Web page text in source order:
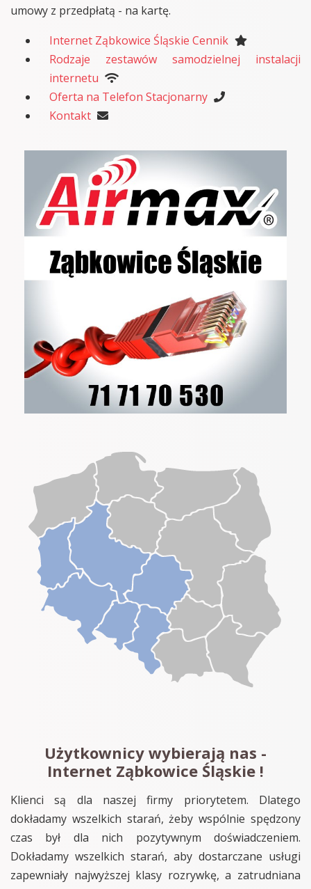
umowy z przedpłatą - na kartę.
Internet Ząbkowice Śląskie Cennik
Rodzaje zestawów samodzielnej instalacji
internetu
Oferta na Telefon Stacjonarny
Kontakt
Użytkownicy wybierają nas -
Internet Ząbkowice Śląskie !
Klienci są dla naszej firmy priorytetem. Dlatego
dokładamy wszelkich starań, żeby wspólnie spędzony
czas był dla nich pozytywnym doświadczeniem.
Dokładamy wszelkich starań, aby dostarczane usługi
zapewniały najwyższej klasy rozrywkę, a zatrudniana